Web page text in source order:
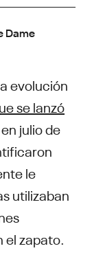
Dame
evolución
se lanzó
julio de
le
utilizaban
zapato.